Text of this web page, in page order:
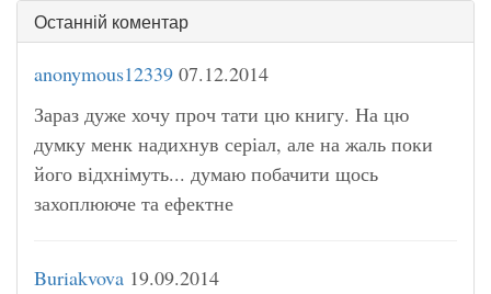
Останній коментар
anonymous12339 07.12.2014
Зараз дуже хочу проч тати цю книгу. На цю
думку менк надихнув серіал, але на жаль поки
його відхнімуть... думаю побачити щось
захоплююче та ефектне
Buriakvova 19.09.2014